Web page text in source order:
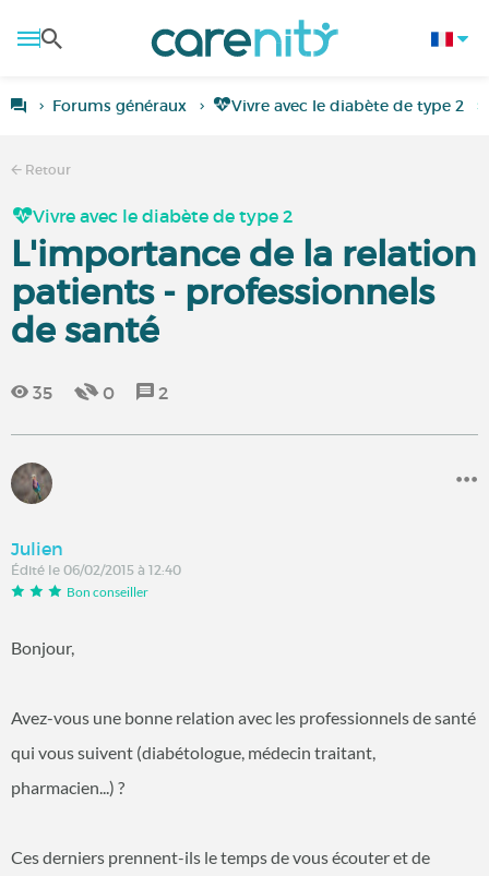
Forums généraux Vivre avec le diabète de type 2
Retour
Vivre avec le diabète de type 2
L'importance de la relation
patients - professionnels
de santé
35 0 2
Julien
Édité le 06/02/2015 à 12:40
Bon conseiller
Bonjour,
Avez-vous une bonne relation avec les professionnels de santé
qui vous suivent (diabétologue, médecin traitant,
pharmacien...) ?
Ces derniers prennent-ils le temps de vous écouter et de